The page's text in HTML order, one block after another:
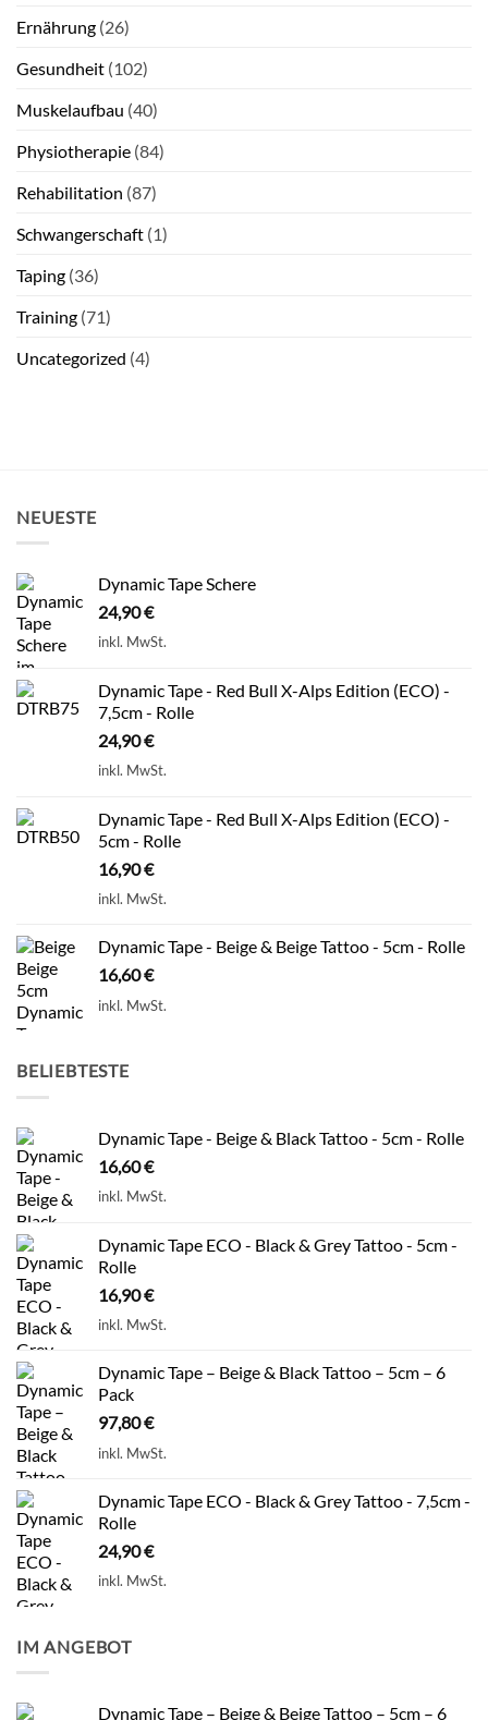
Ernährung (26)
Gesundheit (102)
Muskelaufbau (40)
Physiotherapie (84)
Rehabilitation (87)
Schwangerschaft (1)
Taping (36)
Training (71)
Uncategorized (4)
NEUESTE
Dynamic Tape Schere
24,90€
inkl. MwSt.
Dynamic Tape - Red Bull X-Alps Edition (ECO) -
7,5cm - Rolle
24,90€
inkl. MwSt.
Dynamic Tape - Red Bull X-Alps Edition (ECO) -
5cm - Rolle
16,90€
inkl. MwSt.
Dynamic Tape - Beige & Beige Tattoo - 5cm - Rolle
16,60€
inkl. MwSt.
BELIEBTESTE
Dynamic Tape - Beige & Black Tattoo - 5cm - Rolle
16,60€
inkl. MwSt.
Dynamic Tape ECO - Black & Grey Tattoo - 5cm -
Rolle
16,90€
inkl. MwSt.
Dynamic Tape – Beige & Black Tattoo – 5cm – 6
Pack
97,80€
inkl. MwSt.
Dynamic Tape ECO - Black & Grey Tattoo - 7,5cm -
Rolle
24,90€
inkl. MwSt.
IM ANGEBOT
Dynamic Tape – Beige & Beige Tattoo – 5cm – 6